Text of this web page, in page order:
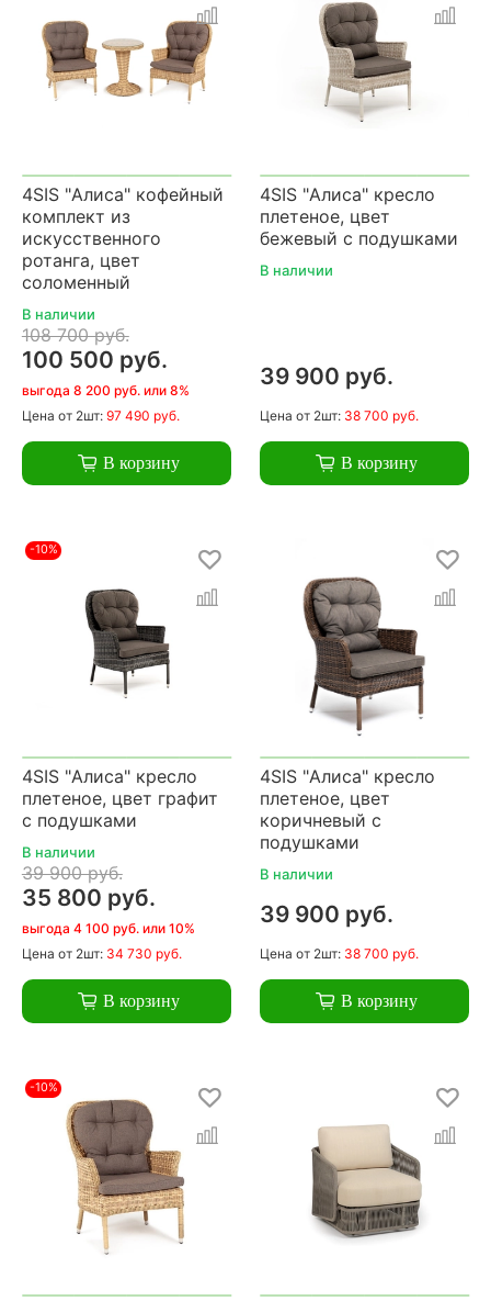
4SIS "Алиса" кофейный
комплект из
искусственного
ротанга, цвет
соломенный
В наличии
108 700 руб.
100 500 руб.
выгода 8 200 руб. или 8%
Цена от 2шт: 97 490 руб.
В корзину
4SIS "Алиса" кресло
плетеное, цвет
бежевый с подушками
В наличии
39 900 руб.
Цена от 2шт: 38 700 руб.
В корзину
-10%
4SIS "Алиса" кресло
плетеное, цвет графит
с подушками
В наличии
39 900 руб.
35 800 руб.
выгода 4 100 руб. или 10%
Цена от 2шт: 34 730 руб.
В корзину
4SIS "Алиса" кресло
плетеное, цвет
коричневый с
подушками
В наличии
39 900 руб.
Цена от 2шт: 38 700 руб.
В корзину
-10%